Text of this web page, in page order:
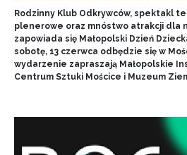
Rodzinny Klub Odkrywców, spektakl
plenerowe oraz mnóstwo atrakcji dla
zapowiada się Małopolski Dzień
sobotę, 13 czerwca odbędzie się w
wydarzenie zapraszają Małopolskie
Centrum Sztuki Mościce i Muzeum